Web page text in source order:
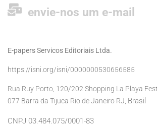
envie-nos um e-mail
E-papers Servicos Editoriais Ltda.
https://isni.org/isni/0000000530656585
Rua Ruy Porto, 120/202 Shopping La Playa
077 Barra da Tijuca Rio de Janeiro RJ, Brasil
CNPJ 03.484.075/0001-83